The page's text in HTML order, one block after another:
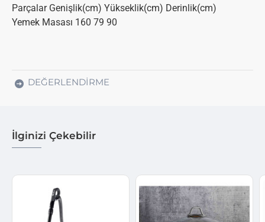
Parçalar Genişlik(cm) Yükseklik(cm) Derinlik(cm)
Yemek Masası 160 79 90
DEĞERLENDIRME
İlginizi Çekebilir